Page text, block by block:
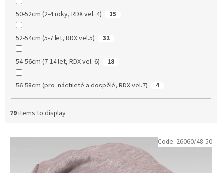
50-52cm (2-4 roky, RDX vel. 4) 35
52-54cm (5-7 let, RDX vel.5) 32
54-56cm (7-14 let, RDX vel. 6) 18
56-58cm (pro -náctileté a dospělé, RDX vel.7) 4
79items to display
Code: 26060/48-50